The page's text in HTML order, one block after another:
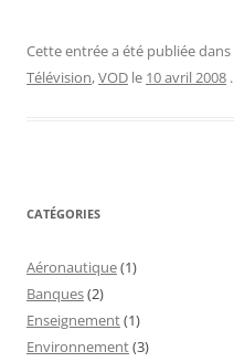
Cette entrée a été publiée dans
Télévision,VOD le 10 avril 2008 .
CATÉGORIES
Aéronautique(1)
Banques(2)
Enseignement(1)
Environnement(3)